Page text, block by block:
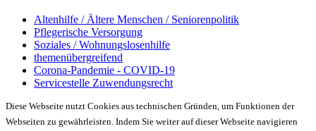
Altenhilfe / Ältere Menschen / Seniorenpolitik
Pflegerische Versorgung
Soziales / Wohnungslosenhilfe
themenübergreifend
Corona-Pandemie - COVID-19
Servicestelle Zuwendungsrecht
Diese Webseite nutzt Cookies aus technischen Gründen, um Funktionen der
Webseiten zu gewährleisten. Indem Sie weiter auf dieser Webseite navigieren